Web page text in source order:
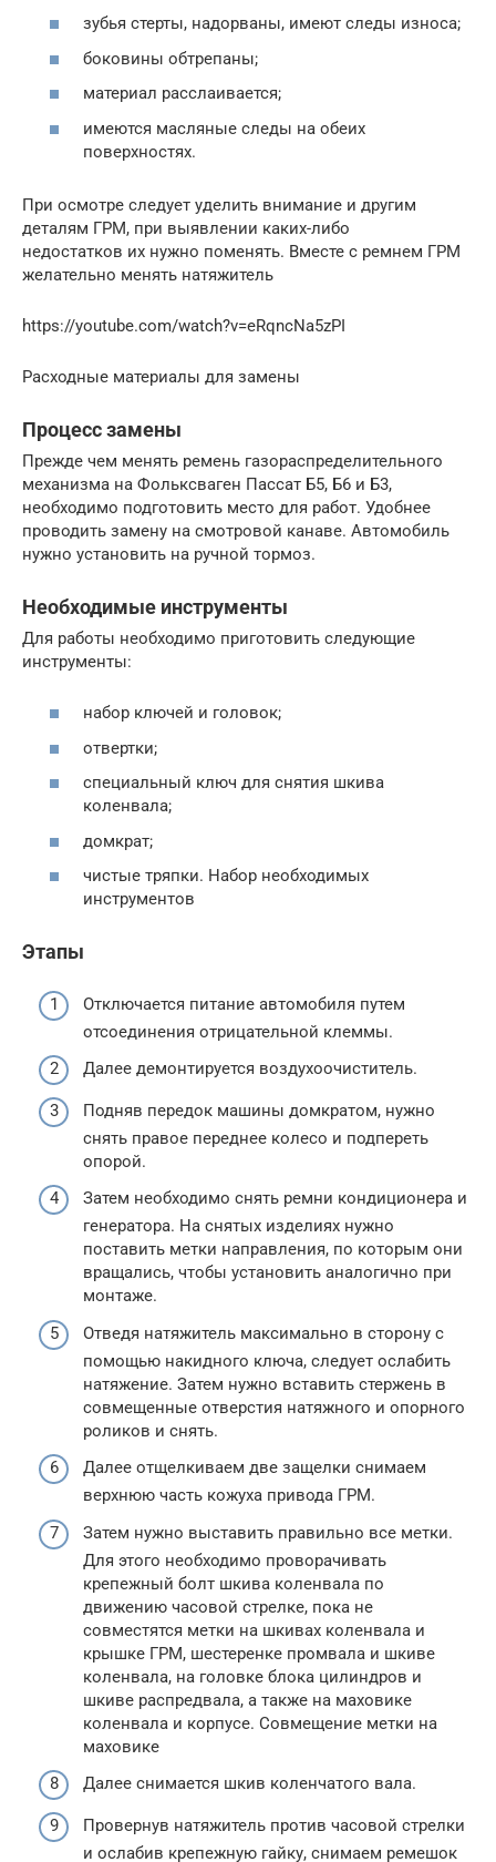
зубья стерты, надорваны, имеют следы износа;
боковины обтрепаны;
материал расслаивается;
имеются масляные следы на обеих
поверхностях.
При осмотре следует уделить внимание и другим
деталям ГРМ, при выявлении каких-либо
недостатков их нужно поменять. Вместе с ремнем ГРМ
желательно менять натяжитель
https://youtube.com/watch?v=eRqncNa5zPI
Расходные материалы для замены
Процесс замены
Прежде чем менять ремень газораспределительного
механизма на Фольксваген Пассат Б5, Б6 и Б3,
необходимо подготовить место для работ. Удобнее
проводить замену на смотровой канаве. Автомобиль
нужно установить на ручной тормоз.
Необходимые инструменты
Для работы необходимо приготовить следующие
инструменты:
набор ключей и головок;
отвертки;
специальный ключ для снятия шкива
коленвала;
домкрат;
чистые тряпки. Набор необходимых
инструментов
Этапы
Отключается питание автомобиля путем
отсоединения отрицательной клеммы.
Далее демонтируется воздухоочиститель.
Подняв передок машины домкратом, нужно
снять правое переднее колесо и подпереть
опорой.
Затем необходимо снять ремни кондиционера и
генератора. На снятых изделиях нужно
поставить метки направления, по которым они
вращались, чтобы установить аналогично при
монтаже.
Отведя натяжитель максимально в сторону с
помощью накидного ключа, следует ослабить
натяжение. Затем нужно вставить стержень в
совмещенные отверстия натяжного и опорного
роликов и снять.
Далее отщелкиваем две защелки снимаем
верхнюю часть кожуха привода ГРМ.
Затем нужно выставить правильно все метки.
Для этого необходимо проворачивать
крепежный болт шкива коленвала по
движению часовой стрелке, пока не
совместятся метки на шкивах коленвала и
крышке ГРМ, шестеренке промвала и шкиве
коленвала, на головке блока цилиндров и
шкиве распредвала, а также на маховике
коленвала и корпусе. Совмещение метки на
маховике
Далее снимается шкив коленчатого вала.
Провернув натяжитель против часовой стрелки
и ослабив крепежную гайку, снимаем ремешок